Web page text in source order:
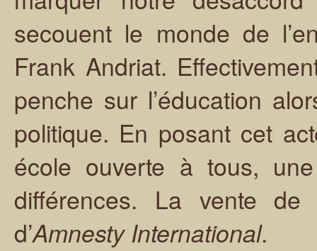
secouent le monde de
Frank Andriat.
penche sur l’éducation
politique. En posant cet
école ouverte à tous,
différences. La vente
d’Amnesty International.